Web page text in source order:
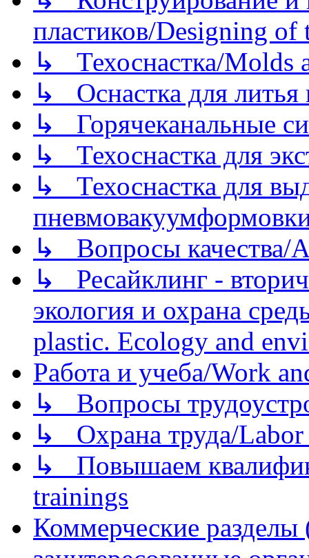
пластиков/Designing of
↳ Техоснастка/Molds
↳ Оснастка для литья
↳ Горячеканальные
↳ Техоснастка для
↳ Техоснастка для
↳ Вопросы качества/
↳ Ресайклинг -
экология и охрана
plastic. Ecology and
Работа и учеба/Work
↳ Вопросы
↳ Охрана труда/Labor
↳ Повышаем
trainings
Коммерческие